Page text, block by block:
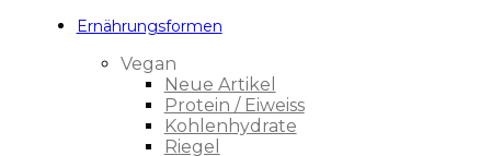
Ernährungsformen
Vegan
Neue Artikel
Protein / Eiweiss
Kohlenhydrate
Riegel